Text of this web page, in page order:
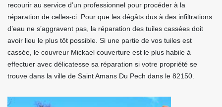
recourir au service d’un professionnel pour procéder à la
réparation de celles-ci. Pour que les dégâts dus à des infiltrations
d’eau ne s’aggravent pas, la réparation des tuiles cassées doit
avoir lieu le plus tôt possible. Si une partie de vos tuiles est
cassée, le couvreur Mickael couverture est le plus habile à
effectuer avec délicatesse sa réparation si votre propriété se
trouve dans la ville de Saint Amans Du Pech dans le 82150.